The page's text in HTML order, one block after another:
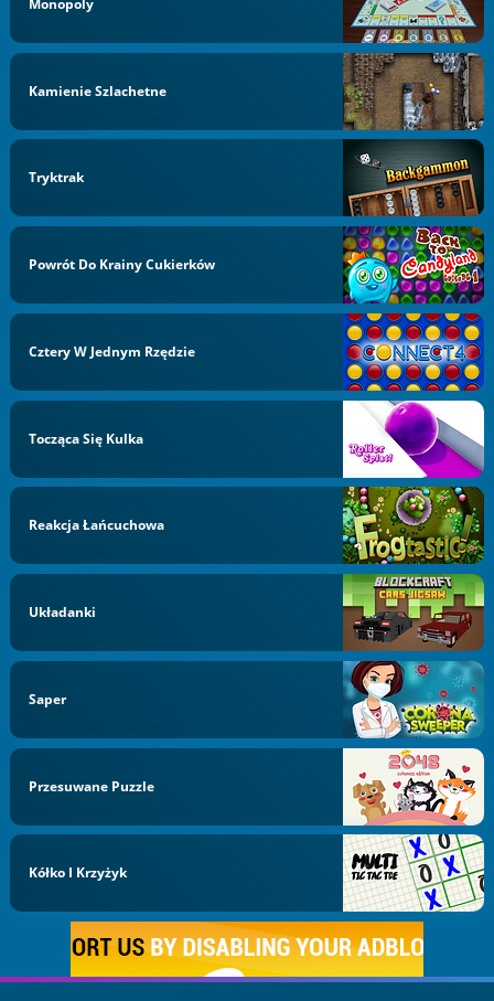
Kamienie Szlachetne
Tryktrak
Powrót Do Krainy Cukierków
Cztery W Jednym Rzędzie
Tocząca Się Kulka
Reakcja Łańcuchowa
Układanki
Saper
Przesuwane Puzzle
Kółko I Krzyżyk